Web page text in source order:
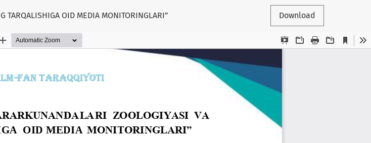
TARQALISHIGA OID MEDIA MONITORINGLARI” Download